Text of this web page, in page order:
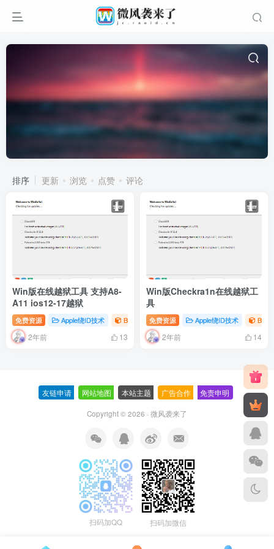
排序 更新 浏览 点赞 评论
Win版在线越狱工具 支持A8-
A11 ios12-17越狱
免费资源 Apple绕ID技术 Bypass RamDisk
2年前 13
Win版Checkra1n在线越狱工
具
免费资源 Apple绕ID技术
2年前 14
友链申请 网站地图 本站主题 广告合作 免责申明
Copyright © 2026 · 微风袭来了
扫码加QQ 扫码加微信